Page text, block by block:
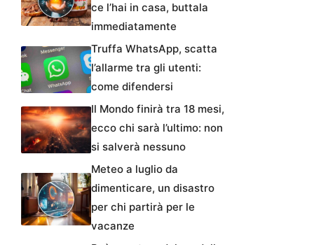
ce l’hai in casa, buttala
immediatamente
Truffa WhatsApp, scatta
l’allarme tra gli utenti:
come difendersi
Il Mondo finirà tra 18 mesi,
ecco chi sarà l’ultimo: non
si salverà nessuno
Meteo a luglio da
dimenticare, un disastro
per chi partirà per le
vacanze